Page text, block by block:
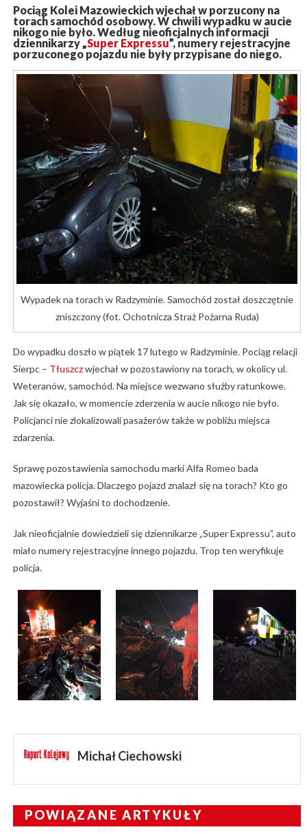
Pociąg Kolei Mazowieckich wjechał w porzucony na
torach samochód osobowy. W chwili wypadku w aucie
nikogo nie było. Według nieoficjalnych informacji
dziennikarzy „Super Expressu”, numery rejestracyjne
porzuconego pojazdu nie były przypisane do niego.
Wypadek na torach w Radzyminie. Samochód został doszczętnie
zniszczony (fot. Ochotnicza Straż Pożarna Ruda)
Do wypadku doszło w piątek 17 lutego w Radzyminie. Pociąg relacji
Sierpc – Tłuszczwjechał w pozostawiony na torach, w okolicy ul.
Weteranów, samochód. Na miejsce wezwano służby ratunkowe.
Jak się okazało, w momencie zderzenia w aucie nikogo nie było.
Policjanci nie zlokalizowali pasażerów także w pobliżu miejsca
zdarzenia.
Sprawę pozostawienia samochodu marki Alfa Romeo bada
mazowiecka policja. Dlaczego pojazd znalazł się na torach? Kto go
pozostawił? Wyjaśni to dochodzenie.
Jak nieoficjalnie dowiedzieli się dziennikarze „Super Expressu”, auto
miało numery rejestracyjne innego pojazdu. Trop ten weryfikuje
policja.
Michał Ciechowski
POWIĄZANE ARTYKUŁY